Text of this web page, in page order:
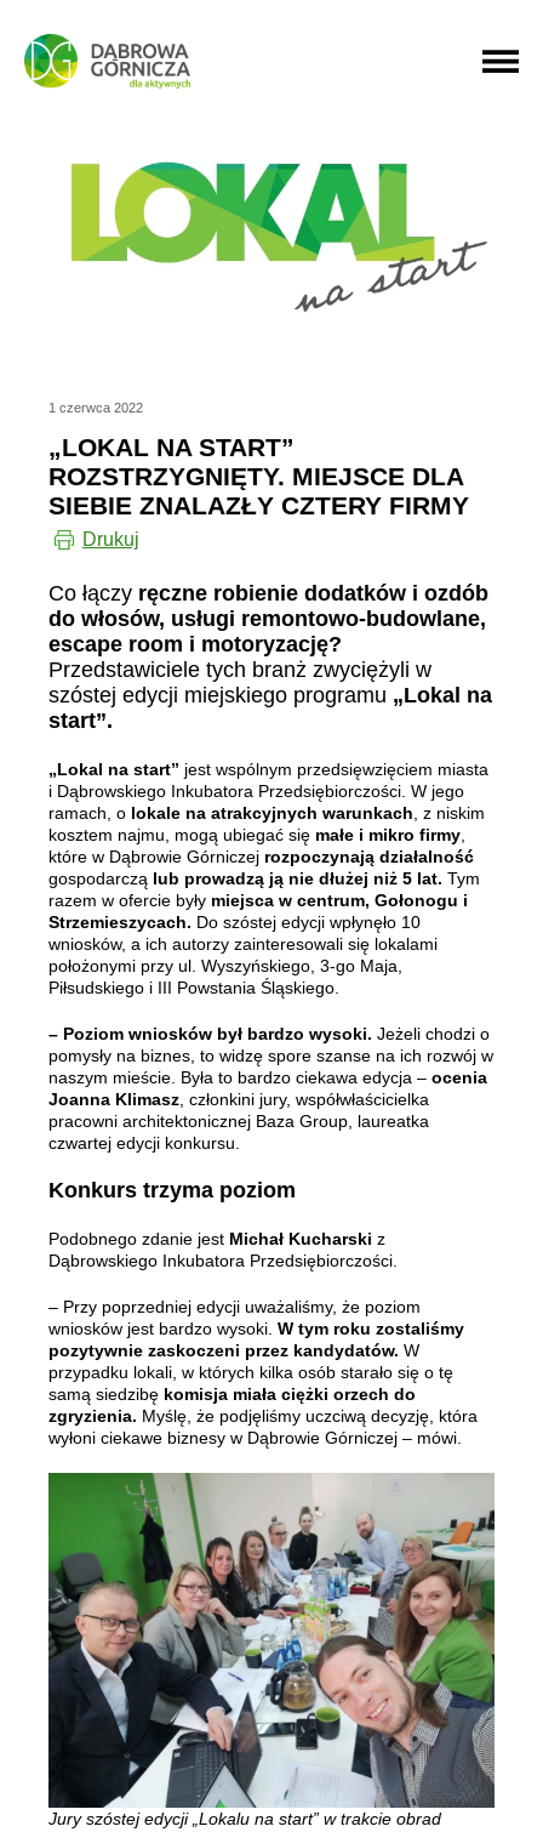
PRZEJDŹ DO MENU GŁÓWNEGO
PRZEJDŹ DO WYSZUKIWARKI
PRZEJDŹ DO TREŚCI
1 czerwca 2022
„LOKAL NA START”
ROZSTRZYGNIĘTY. MIEJSCE DLA
SIEBIE ZNALAZŁY CZTERY FIRMY
Drukuj
Co łączy ręczne robienie dodatków i ozdób
do włosów, usługi remontowo-budowlane,
escape room i motoryzację?
Przedstawiciele tych branż zwyciężyli w
szóstej edycji miejskiego programu „Lokal na
start”.
„Lokal na start” jest wspólnym przedsięwzięciem miasta
i Dąbrowskiego Inkubatora Przedsiębiorczości. W jego
ramach, o lokale na atrakcyjnych warunkach , z niskim
kosztem najmu, mogą ubiegać się małe i mikro firmy
które w Dąbrowie Górniczej rozpoczynają działalność
gospodarczą lub prowadzą ją nie dłużej niż 5 lat. Tym
razem w ofercie były miejsca w centrum, Gołonogu i
Strzemieszycach. Do szóstej edycji wpłynęło 10
wniosków, a ich autorzy zainteresowali się lokalami
położonymi przy ul. Wyszyńskiego, 3-go Maja,
Piłsudskiego i III Powstania Śląskiego.
– Poziom wniosków był bardzo wysoki. Jeżeli chodzi o
pomysły na biznes, to widzę spore szanse na ich rozwój w
naszym mieście. Była to bardzo ciekawa edycja – ocenia
Joanna Klimasz , członkini jury, współwłaścicielka
pracowni architektonicznej Baza Group, laureatka
czwartej edycji konkursu.
Konkurs trzyma poziom
Podobnego zdanie jest Michał Kucharski z
Dąbrowskiego Inkubatora Przedsiębiorczości.
– Przy poprzedniej edycji uważaliśmy, że poziom
wniosków jest bardzo wysoki. W tym roku zostaliśmy
pozytywnie zaskoczeni przez kandydatów. W
przypadku lokali, w których kilka osób starało się o tę
samą siedzibę komisja miała ciężki orzech do
zgryzienia. Myślę, że podjęliśmy uczciwą decyzję, która
wyłoni ciekawe biznesy w Dąbrowie Górniczej – mówi.
Jury szóstej edycji „Lokalu na start” w trakcie obrad